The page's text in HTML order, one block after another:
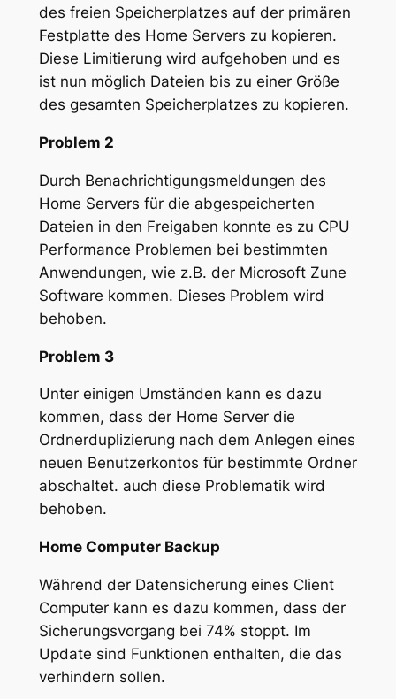
des freien Speicherplatzes auf der primären
Festplatte des Home Servers zu kopieren.
Diese Limitierung wird aufgehoben und es
ist nun möglich Dateien bis zu einer Größe
des gesamten Speicherplatzes zu kopieren.
Problem 2
Durch Benachrichtigungsmeldungen des
Home Servers für die abgespeicherten
Dateien in den Freigaben konnte es zu CPU
Performance Problemen bei bestimmten
Anwendungen, wie z.B. der Microsoft Zune
Software kommen. Dieses Problem wird
behoben.
Problem 3
Unter einigen Umständen kann es dazu
kommen, dass der Home Server die
Ordnerduplizierung nach dem Anlegen eines
neuen Benutzerkontos für bestimmte Ordner
abschaltet. auch diese Problematik wird
behoben.
Home Computer Backup
Während der Datensicherung eines Client
Computer kann es dazu kommen, dass der
Sicherungsvorgang bei 74% stoppt. Im
Update sind Funktionen enthalten, die das
verhindern sollen.